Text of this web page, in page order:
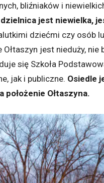
bliźniaków i
jest niewielka,
dziećmi czy osób
jest nieduży,
się Szkoła
jak i publiczne. Osiedle
położenie Ołtaszyna.